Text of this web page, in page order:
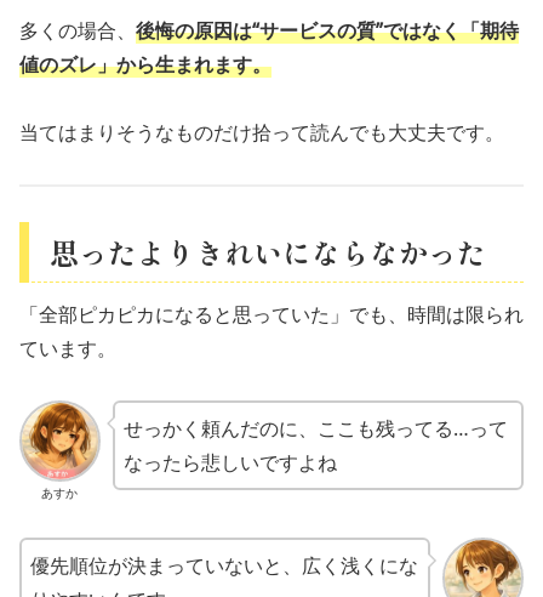
多くの場合、 後悔の原因は“サービスの質”ではなく「期待
値のズレ」から生まれます。
当てはまりそうなものだけ拾って読んでも大丈夫です。
思ったよりきれいにならなかった
「全部ピカピカになると思っていた」でも、時間は限られ
ています。
あすか
せっかく頼んだのに、ここも残ってる…って
なったら悲しいですよね
優先順位が決まっていないと、広く浅くにな